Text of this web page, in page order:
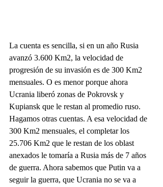
La cuenta es sencilla, si en un año Rusia
avanzó 3.600 Km2, la velocidad de
progresión de su invasión es de 300 Km2
mensuales. O es menor porque ahora
Ucrania liberó zonas de Pokrovsk y
Kupiansk que le restan al promedio ruso.
Hagamos otras cuentas. A esa velocidad de
300 Km2 mensuales, el completar los
25.706 Km2 que le restan de los oblast
anexados le tomaría a Rusia más de 7 años
de guerra. Ahora sabemos que Putin va a
seguir la guerra, que Ucrania no se va a